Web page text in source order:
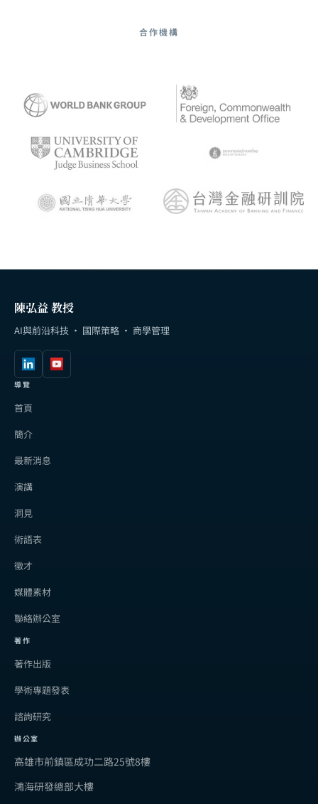
合作機構
陳弘益 教授
AI與前沿科技 · 國際策略 · 商學管理
導覽
首頁
簡介
最新消息
演講
洞見
術語表
徵才
媒體素材
聯絡辦公室
著作
著作出版
學術專題發表
諮詢研究
辦公室
高雄市前鎮區成功二路25號8樓
鴻海研發總部大樓